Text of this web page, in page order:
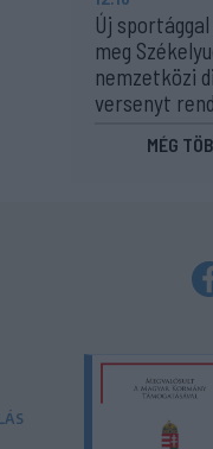
Új
meg
nemzetközi
versenyt
MÉG